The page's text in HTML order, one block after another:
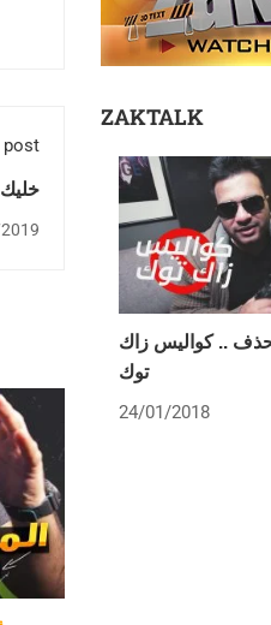
post
ZAKTALK
.. كواليس زاك
توك
24/01/2018